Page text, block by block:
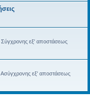
η
Σύγχρονης εξ' αποστάσεως
Ασύγχρονης εξ' αποστάσεως